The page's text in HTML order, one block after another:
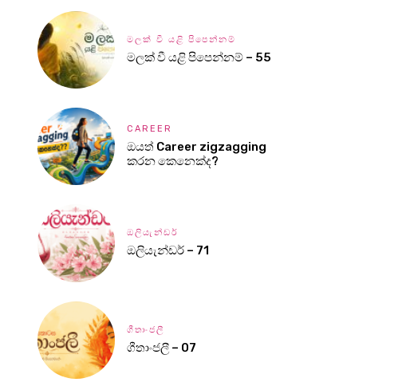
මලක් වී යළි පිපෙන්නම්
මලක් වී යළි පිපෙන්නම් – 55
CAREER
ඔයත් Career zigzagging
කරන කෙනෙක්ද?
ඔලියැන්ඩර්
ඔලියැන්ඩර් – 71
ගීතාංජලී
ගීතාංජලී – 07